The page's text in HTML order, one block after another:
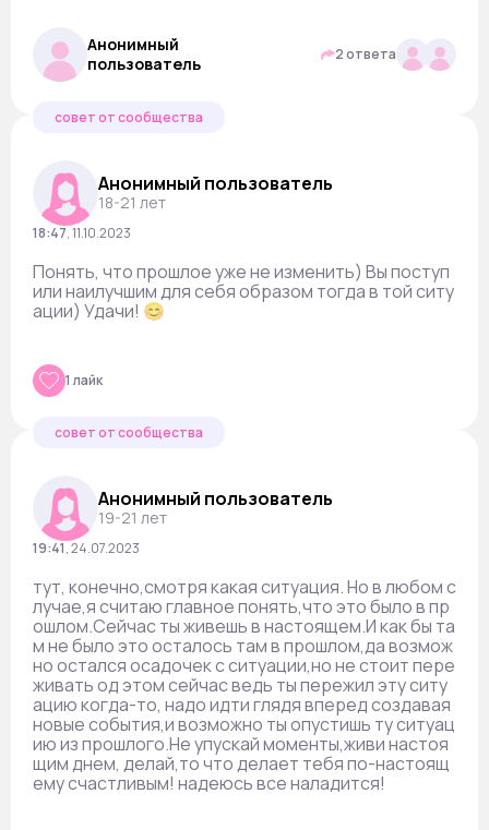
Анонимный
пользователь
2 ответа
совет от сообщества
Анонимный пользователь
18-21 лет
18:47,11.10.2023
Понять, что прошлое уже не изменить) Вы поступ
или наилучшим для себя образом тогда в той ситу
ации) Удачи! 😊
1 лайк
совет от сообщества
Анонимный пользователь
19-21 лет
19:41,24.07.2023
тут, конечно,смотря какая ситуация. Но в любом с
лучае,я считаю главное понять,что это было в пр
ошлом.Сейчас ты живешь в настоящем.И как бы та
м не было это осталось там в прошлом,да возмож
но остался осадочек с ситуации,но не стоит пере
живать од этом сейчас ведь ты пережил эту ситу
ацию когда-то, надо идти глядя вперед создавая
новые события,и возможно ты опустишь ту ситуац
ию из прошлого.Не упускай моменты,живи настоя
щим днем, делай,то что делает тебя по-настоящ
ему счастливым! надеюсь все наладится!